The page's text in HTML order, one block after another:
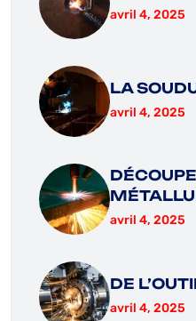
avril 4, 2025
LA
avril 4, 2025
avril 4, 2025
DE
avril 4, 2025